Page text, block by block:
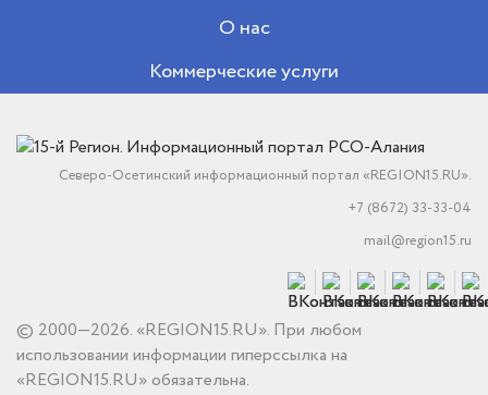
О нас
Коммерческие услуги
Северо-Осетинский информационный портал «REGION15.RU».
+7 (8672) 33-33-04
mail@region15.ru
© 2000—2026. «REGION15.RU». При любом
использовании информации гиперссылка на
«REGION15.RU» обязательна.